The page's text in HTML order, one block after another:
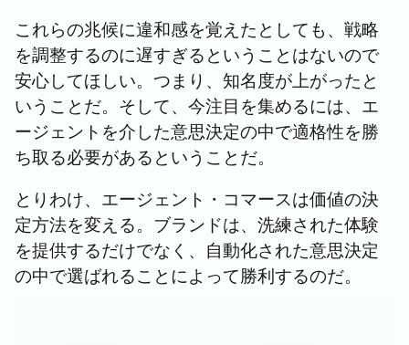
これらの兆候に違和感を覚えたとしても、戦略
を調整するのに遅すぎるということはないので
安心してほしい。つまり、知名度が上がったと
いうことだ。そして、今注目を集めるには、エ
ージェントを介した意思決定の中で適格性を勝
ち取る必要があるということだ。
とりわけ、エージェント・コマースは価値の決
定方法を変える。ブランドは、洗練された体験
を提供するだけでなく、自動化された意思決定
の中で選ばれることによって勝利するのだ。